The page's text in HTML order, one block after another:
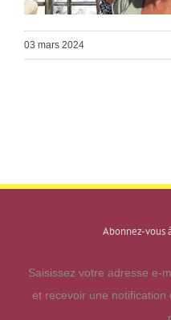
03 mars 2024
Abonnez-vous
Saisissez votre adresse e-
et recevoir une